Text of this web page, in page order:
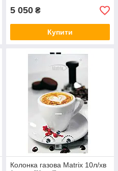
5 050 ₴
Купити
Колонка газова Matrix 10л/хв